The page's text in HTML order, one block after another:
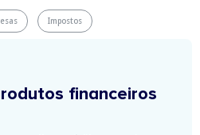
Impostos
financeiros